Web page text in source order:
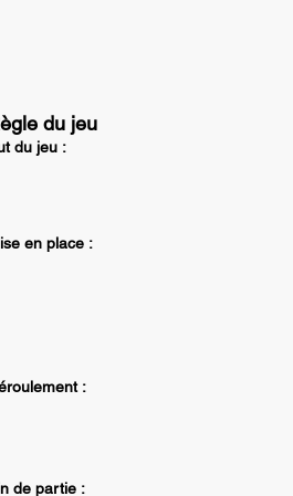
du jeu
du jeu :
en place :
:
de partie :